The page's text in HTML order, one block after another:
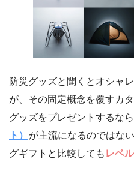
防災グッズと聞くとオシャ
が、その固定概念を覆すカ
グッズをプレゼントするな
ト）
が主流になるのではな
グギフトと比較しても レベ